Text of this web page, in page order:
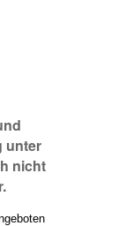
unter
nicht